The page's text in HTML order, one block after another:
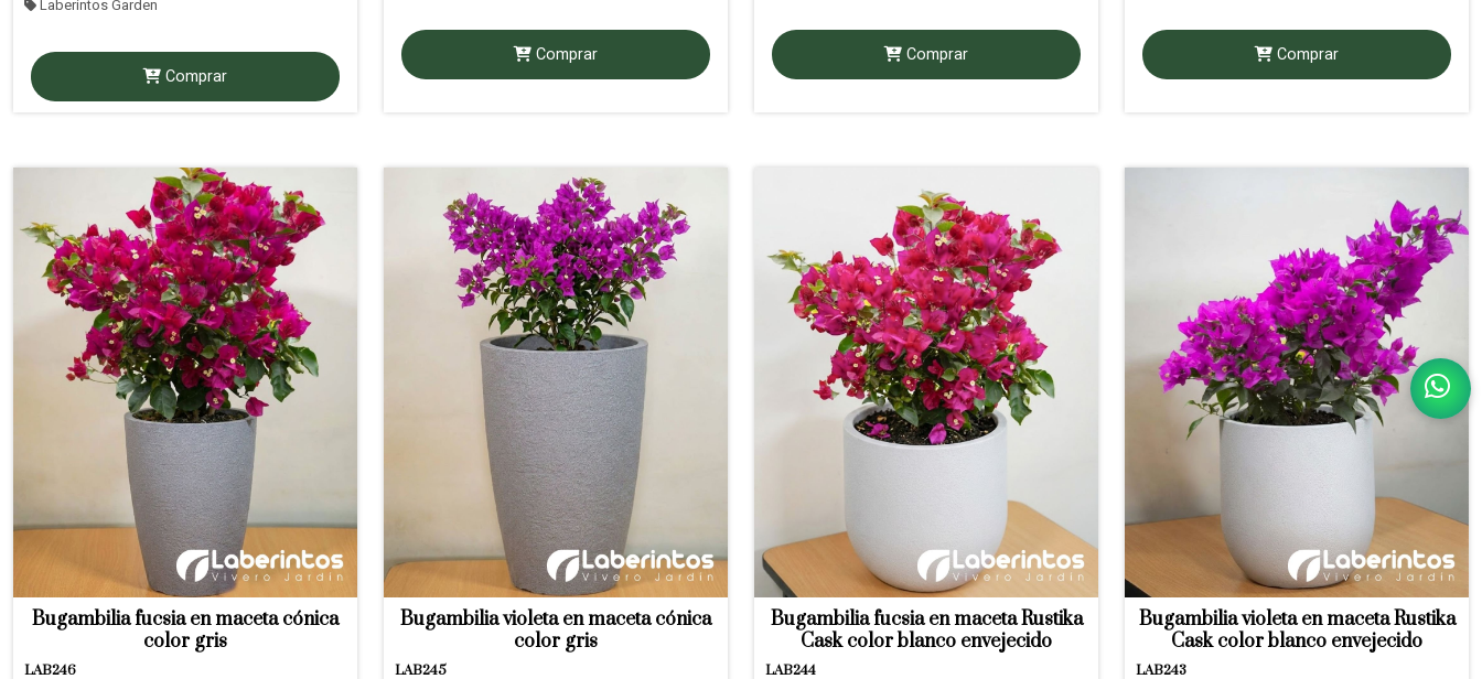
Laberintos Garden
Comprar
Comprar Comprar Comprar
Bugambilia fucsia en maceta cónica
color gris
LAB246
Bugambilia violeta en maceta cónica
color gris
LAB245
Bugambilia fucsia en maceta Rustika
Cask color blanco envejecido
LAB244
Bugambilia violeta en maceta Rustika
Cask color blanco envejecido
LAB243